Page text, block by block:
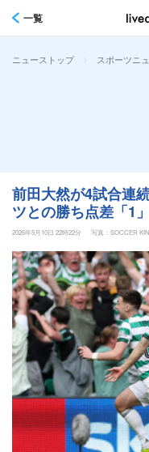
一覧
ニューストップ > スポーツニ
前田大然が4試合連
ツとの勝ち点差「1」
2026年5月10日 22時22分
写真：SOCCER